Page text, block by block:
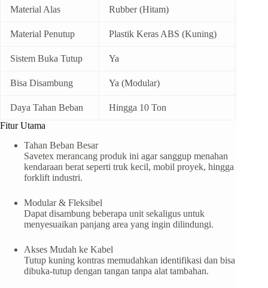
Material Alas Rubber (Hitam)
Material Penutup Plastik Keras ABS (Kuning)
Sistem Buka Tutup Ya
Bisa Disambung Ya (Modular)
Daya Tahan Beban
Hingga 10 Ton
Fitur Utama
Tahan Beban Besar
Savetex merancang produk ini agar sanggup menahan
kendaraan berat seperti truk kecil, mobil proyek, hingga
forklift industri.
Modular & Fleksibel
Dapat disambung beberapa unit sekaligus untuk
menyesuaikan panjang area yang ingin dilindungi.
Akses Mudah ke Kabel
Tutup kuning kontras memudahkan identifikasi dan bisa
dibuka-tutup dengan tangan tanpa alat tambahan.